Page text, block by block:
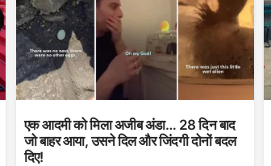
एक आदमी को मिला अजीब अंडा… 28 दिन बाद
जो बाहर आया, उसने दिल और जिंदगी दोनों बदल
दिए!